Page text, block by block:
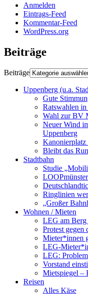
Anmelden
Eintrags-Feed
Kommentar-Feed
WordPress.org
Beiträge
Beiträge
Uppenberg (u.a.
Gute
Ratswahlen
Wahl zur BV
Neuer Wind
Uppenberg
Bleibt das
Stadtbahn
Studie
Ringlinien
„Großer
Wohnen / Mieten
LEG am Berg
Protest
Mieter*innen
LEG-
LEG:
Vorstand
Mietspiegel –
Reisen
Alles Käse